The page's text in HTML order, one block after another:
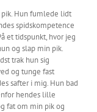
Hun fumlede lidt
spidskompetence
et tidspunkt, hvor jeg
og slap min pik.
trak hun sig
og tunge fast
safter i mig. Hun bad
hendes lille
fat om min pik og